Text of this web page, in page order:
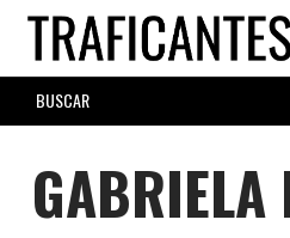
Skip
main
content
SEARCH
FORM
GABRIELA